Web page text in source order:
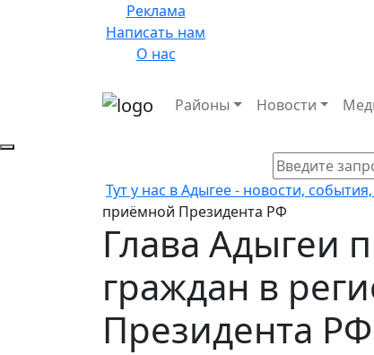
Реклама
Написать нам
О нас
Районы Новости
Тут у нас в Адыгее - новости,
приёмной Президента РФ
Глава Адыгеи
граждан в
Президента РФ